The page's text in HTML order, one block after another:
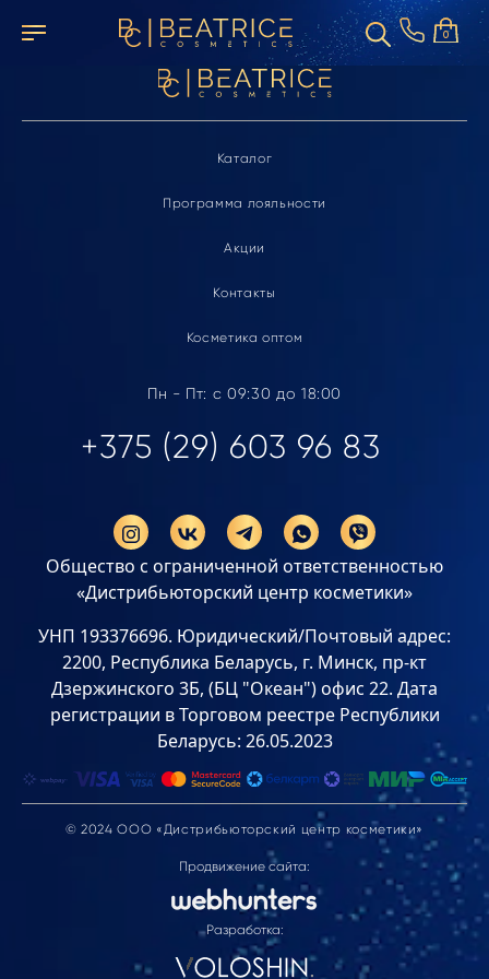
0
Элемент не найден
Каталог
Программа лояльности
Акции
Контакты
Косметика оптом
Пн - Пт: с 09:30 до 18:00
+375 (29) 603 96 83
Общество с ограниченной ответственностью
«Дистрибьюторский центр косметики»
УНП 193376696. Юридический/Почтовый адрес:
2200, Республика Беларусь, г. Минск, пр-кт
Дзержинского 3Б, (БЦ "Океан") офис 22. Дата
регистрации в Торговом реестре Республики
Беларусь: 26.05.2023
© 2024 ООО «Дистрибьюторский центр косметики»
Продвижение сайта:
Разработка: